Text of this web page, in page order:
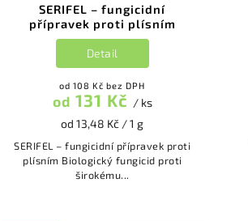
SERIFEL – fungicidní
přípravek proti plísním
od 108 Kč bez DPH
od 131 Kč / ks
od 13,48 Kč / 1 g
Detail
SERIFEL – fungicidní přípravek proti
plísním Biologický fungicid proti
širokému...